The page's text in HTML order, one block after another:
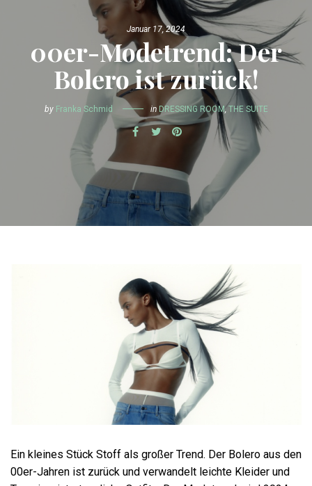
Januar 17, 2024
00er-Modetrend: Der
Bolero ist zurück!
by Franka Schmid in DRESSING ROOM,THE SUITE
Ein kleines Stück Stoff als großer Trend. Der Bolero aus den
00er-Jahren ist zurück und verwandelt leichte Kleider und